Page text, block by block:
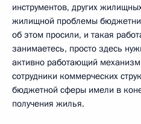
инструментов, других
жилищной проблемы
об этом просили, и такая
занимаетесь, просто здесь
активно работающий
сотрудники коммерческих
бюджетной сферы имели в
получения жилья.